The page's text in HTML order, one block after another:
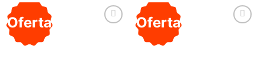
Oferta Oferta